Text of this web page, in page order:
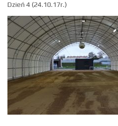
Dzień 4 (24.10.17r.)